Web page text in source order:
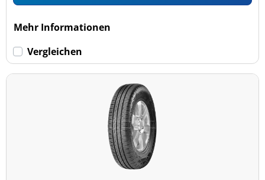
Keine Run-flat (18)
Mehr Informationen
Vergleichen